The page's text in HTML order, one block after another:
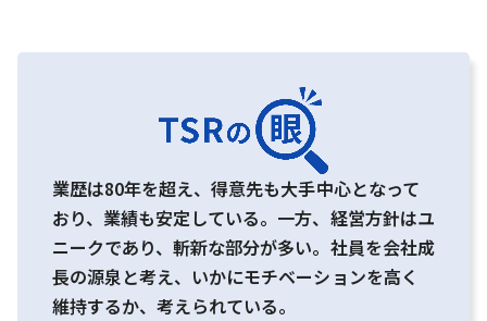
業歴は80年を超え、得意先も大手中心となって
おり、業績も安定している。一方、経営方針はユ
ニークであり、斬新な部分が多い。社員を会社成
長の源泉と考え、いかにモチベーションを高く
維持するか、考えられている。